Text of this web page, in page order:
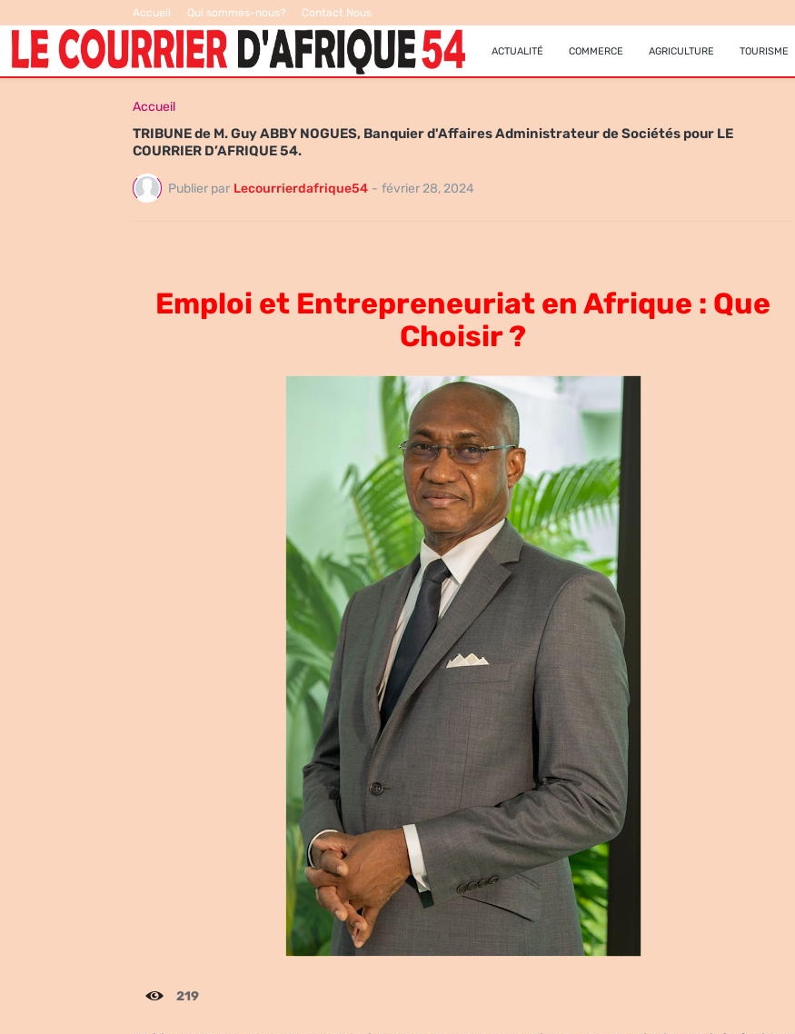
Accueil Qui sommes-nous? Contact Nous
ACTUALITÉ COMMERCE AGRICULTURE TOURISME
Accueil
TRIBUNE de M. Guy ABBY NOGUES, Banquier d'Affaires Administrateur de Sociétés pour LE
COURRIER D’AFRIQUE 54.
Publier par Lecourrierdafrique54 - février 28, 2024
Emploi et Entrepreneuriat en Afrique : Que
Choisir ?
219